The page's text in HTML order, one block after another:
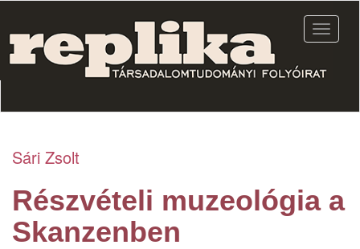
tartalomra
Sári Zsolt
Részvételi muzeológia a
Skanzenben